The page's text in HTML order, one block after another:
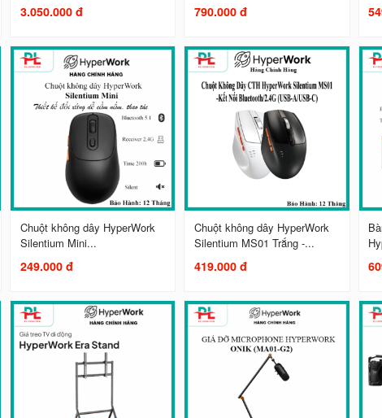
3.050.000 đ 790.000 đ
Chuột không dây HyperWork
Silentium Mini...
249.000 đ
Chuột không dây HyperWork
Silentium MS01 Trắng -...
419.000 đ